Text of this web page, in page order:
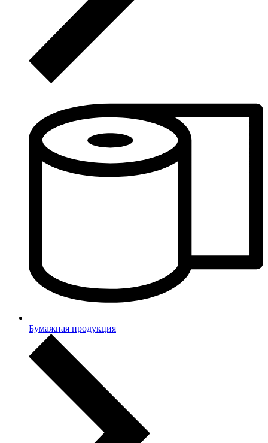
Бумажная продукция